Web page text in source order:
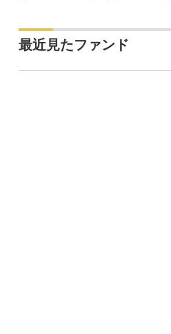
最近見たファンド